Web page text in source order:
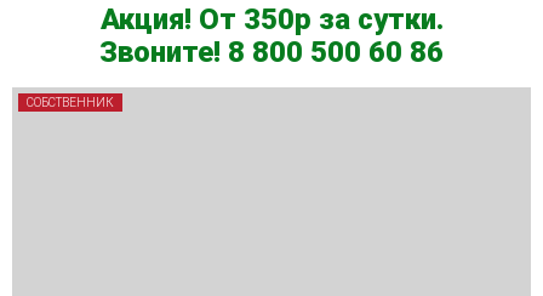
Акция! От 350р за сутки.
Звоните! 8 800 500 60 86
СОБСТВЕННИК